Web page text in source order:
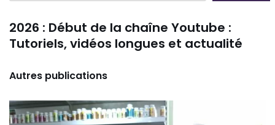
2026 : Début de la chaîne Youtube :
Tutoriels, vidéos longues et actualité
Autres publications